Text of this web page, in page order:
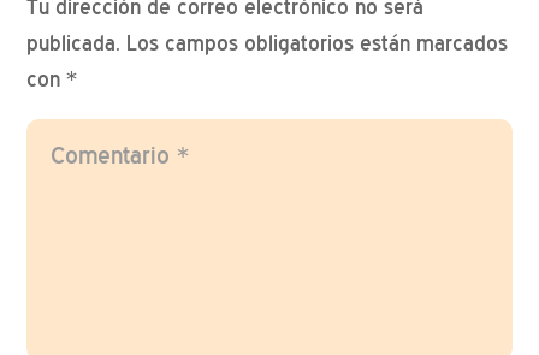
Tu dirección de correo electrónico no será
publicada. Los campos obligatorios están marcados
con*